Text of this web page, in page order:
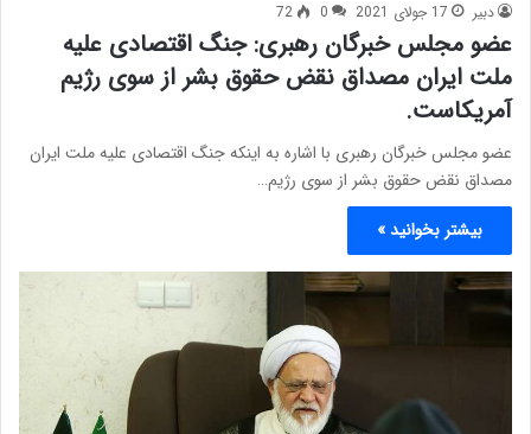
دبیر 17 جولای 2021 0
72
عضو مجلس خبرگان رهبری: جنگ اقتصادی علیه
ملت ایران مصداق نقض حقوق بشر از سوی رژیم
آمریکاست.
عضو مجلس خبرگان رهبری با اشاره به اینکه جنگ اقتصادی علیه ملت ایران
مصداق نقض حقوق بشر از سوی رژیم…
بیشتر بخوانید »